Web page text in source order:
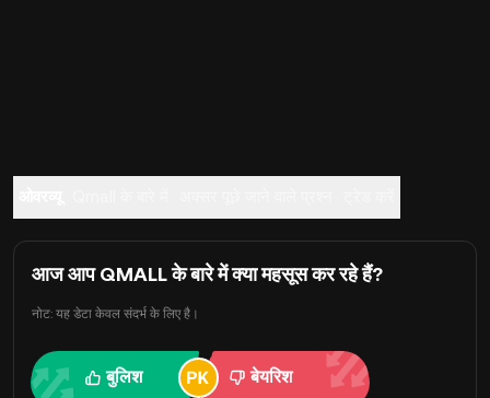
आज आप QMALL के बारे में क्या महसूस कर रहे हैं?
नोट: यह डेटा केवल संदर्भ के लिए है।
बुलिश बेयरिश